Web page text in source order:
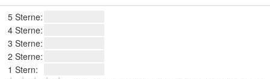
5 Sterne:
4 Sterne:
3 Sterne:
2 Sterne:
1 Stern: